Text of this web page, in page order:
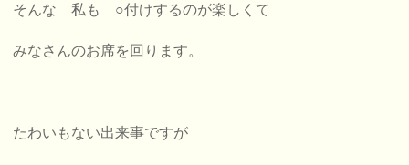
そんな 私も ○付けするのが楽しくて
みなさんのお席を回ります。
たわいもない出来事ですが